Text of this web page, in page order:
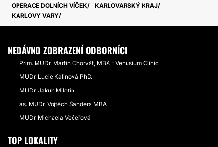
OPERACE DOLNÍCH VÍČEK
KARLOVARSKÝ KRAJ
KARLOVY VARY
NEDÁVNO ZOBRAZENÍ ODBORNÍCI
Prim. MUDr. Martin Chorvát, MBA - Venusium Clinic
MUDr. Lucie Kalinová PhD.
MUDr. Jakub Miletín
as. MUDr. Vojtěch Šandera MBA
MUDr. Michaela Večeřová
TOP LOKALITY